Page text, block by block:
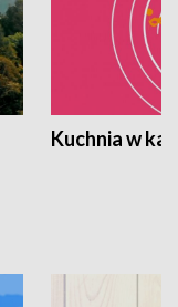
Kuchnia w